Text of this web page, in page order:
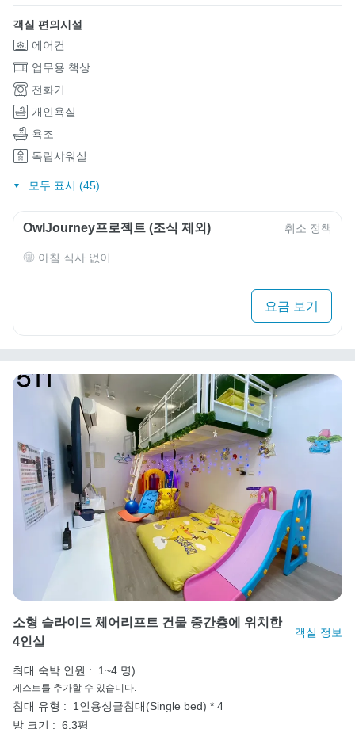
객실 편의시설
에어컨
업무용 책상
전화기
개인욕실
욕조
독립샤워실
모두 표시 (45)
OwlJourney프로젝트 (조식 제외) 취소 정책
아침 식사 없이
요금 보기
소형 슬라이드 체어리프트 건물 중간층에 위치한
4인실
객실 정보
최대 숙박 인원 : 1~4 명)
게스트를 추가할 수 있습니다.
침대 유형 :
1인용싱글침대(Single bed) * 4
방 크기 : 6.3평